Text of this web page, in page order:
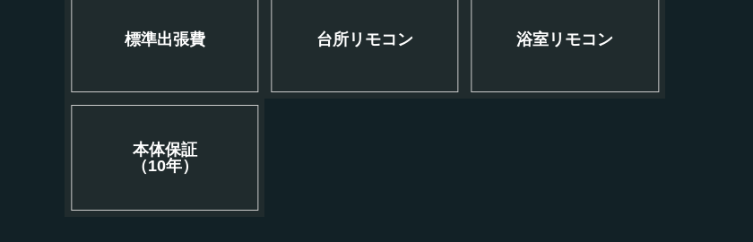
標準出張費 台所リモコン 浴室リモコン
本体保証
（10年）